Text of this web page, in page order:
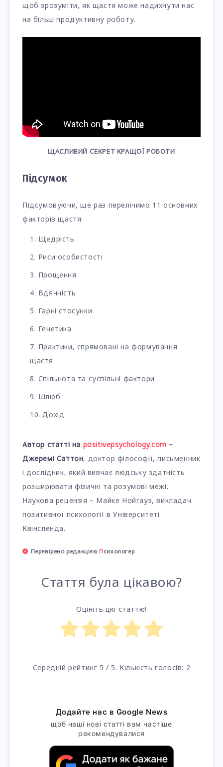
щоб зрозуміти, як щастя може надихнути нас
на більш продуктивну роботу.
ЩАСЛИВИЙ СЕКРЕТ КРАЩОЇ РОБОТИ
Підсумок
Підсумовуючи, ще раз перелічимо 11 основних
факторів щастя:
Щедрість
Риси особистості
Прощення
Вдячність
Гарні стосунки
Генетика
Практики, спрямовані на формування
щастя
Спільнота та суспільні фактори
Шлюб
Дохід
Автор статті на positivepsychology.com –
Джеремі Саттон, доктор філософії, письменник
і дослідник, який вивчає людську здатність
розширювати фізичні та розумові межі.
Наукова рецензія – Майке Нойгауз, викладач
позитивної психології в Університеті
Квінсленда.
Перевірено редакцією Психологер
Стаття була цікавою?
Оцініть цю статтю!
Середній рейтинг 5 / 5. Кількість голосів: 2
Додайте нас в Google News
щоб наші нові статті вам частіше
рекомендувалися